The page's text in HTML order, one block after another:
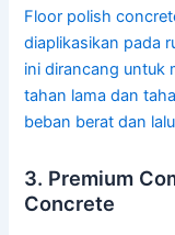
Floor polish
diaplikasikan pada
ini dirancang untuk
tahan lama dan
beban berat dan
3. Premium
Concrete